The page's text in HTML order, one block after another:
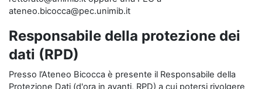
ateneo.bicocca@pec.unimib.it
Responsabile della protezione dei
dati (RPD)
Presso l’Ateneo Bicocca è presente il Responsabile della
Protezione Dati (d'ora in avanti, RPD) a cui potersi rivolgere